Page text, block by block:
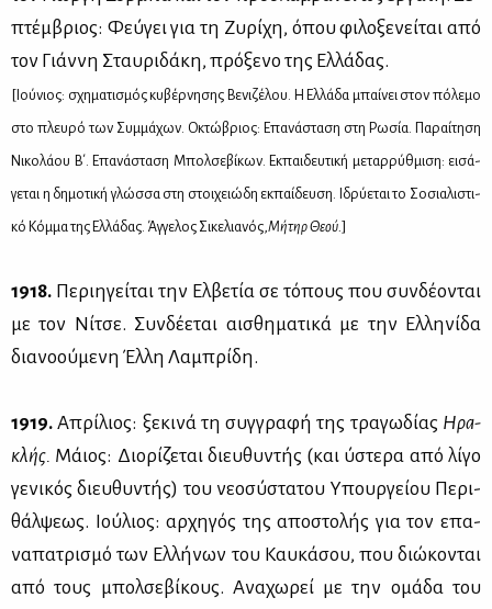
πτέμ­βριος: Φεύ­γει για τη Ζυ­ρί­χη, όπου φι­λο­ξε­νεί­ται από
τον Γιάν­νη Σταυ­ρι­δά­κη, πρό­ξε­νο της Ελ­λά­δας.
[Ιού­νιος: σχη­μα­τι­σμός κυ­βέρ­νη­σης Βε­νι­ζέ­λου. Η Ελ­λά­δα μπαί­νει στον πό­λε­μο
στο πλευ­ρό των Συμ­μά­χων. Οκτώ­βριος: Επα­νά­στα­ση στη Ρω­σία. Πα­ραί­τη­ση
Νι­κο­λά­ου Β΄. Επα­νά­στα­ση Μπολ­σε­βί­κων. Εκ­παι­δευ­τι­κή με­ταρ­ρύθ­μι­ση: ει­σά­
γε­ται η δη­μο­τι­κή γλώσ­σα στη στοι­χειώ­δη εκ­παί­δευ­ση. Ιδρύ­ε­ται το Σο­σια­λι­στι­
κό Κόμ­μα της Ελ­λά­δας. Άγ­γε­λος Σι­κε­λια­νός,Μή­τηρ Θε­ού.]
1918. Πε­ρι­η­γεί­ται την Ελ­βε­τία σε τό­πους που συν­δέ­ο­νται
με τον Νί­τσε. Συν­δέ­ε­ται αι­σθη­μα­τι­κά με την Ελ­λη­νί­δα
δια­νο­ού­με­νη Έλ­λη Λα­μπρί­δη.
1919.Απρί­λιος: ξε­κι­νά τη συγ­γρα­φή της τρα­γω­δί­ας Ηρα­
κλής. Μάιος: Διο­ρί­ζε­ται διευ­θυ­ντής (και ύστε­ρα από λί­γο
γε­νι­κός διευ­θυ­ντής) του νε­ο­σύ­στα­του Υπουρ­γεί­ου Πε­ρι­
θάλ­ψε­ως. Ιού­λιος: αρ­χη­γός της απο­στο­λής για τον επα­
να­πα­τρι­σμό των Ελ­λή­νων του Καυ­κά­σου, που διώ­κο­νται
από τους μπολ­σε­βί­κους. Ανα­χω­ρεί με την ομά­δα του